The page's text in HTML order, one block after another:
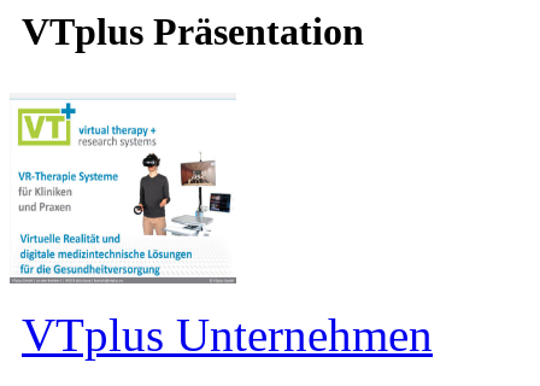
VTplus Präsentation
VTplus Unternehmen